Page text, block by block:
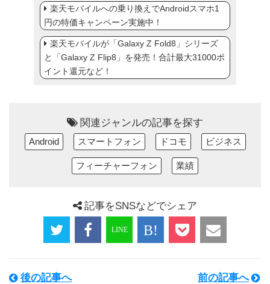
楽天モバイルへの乗り換えでAndroidスマホ1
円の特価キャンペーン実施中！
楽天モバイルが「Galaxy Z Fold8」シリーズ
と「Galaxy Z Flip8」を発売！合計最大31000ポ
イント還元など！
関連ジャンルの記事を探す
Android スマートフォン ドコモ ビジネス
フィーチャーフォン 業績
記事をSNSなどでシェア
後の記事へ 前の記事へ